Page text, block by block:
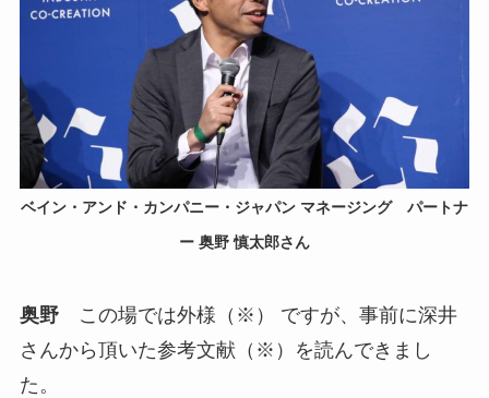
ベイン・アンド・カンパニー・ジャパン マネージング パートナ
ー 奥野 慎太郎さん
奥野この場では外様（※） ですが、事前に深井
さんから頂いた参考文献（※）を読んできまし
た。